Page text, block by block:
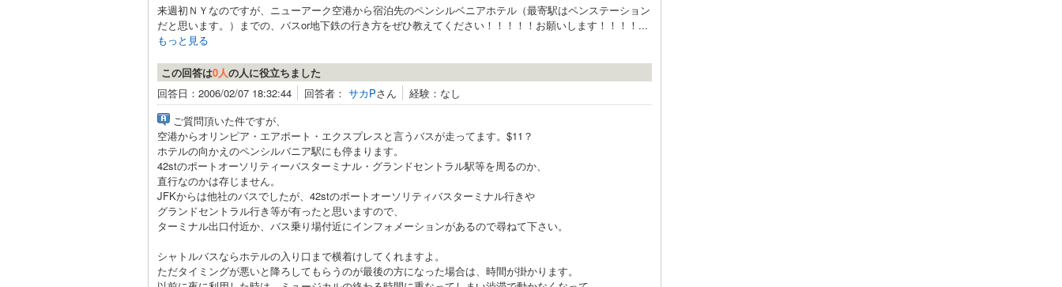
来週初ＮＹなのですが、ニューアーク空港から宿泊先のペンシルベニアホテル（最寄駅はペンステーション
だと思います。）までの、バスor地下鉄の行き方をぜひ教えてください！！！！！お願いします！！！！...
もっと見る
この回答は0人の人に役立ちました
回答日：2006/02/07 18:32:44
回答者： サカPさん
経験：なし
ご質問頂いた件ですが、
空港からオリンピア・エアポート・エクスプレスと言うバスが走ってます。$11？
ホテルの向かえのペンシルバニア駅にも停まります。
42stのポートオーソリティーバスターミナル・グランドセントラル駅等を周るのか、
直行なのかは存じません。
JFKからは他社のバスでしたが、42stのポートオーソリティバスターミナル行きや
グランドセントラル行き等が有ったと思いますので、
ターミナル出口付近か、バス乗り場付近にインフォメーションがあるので尋ねて下さい。
シャトルバスならホテルの入り口まで横着けしてくれますよ。
ただタイミングが悪いと降ろしてもらうのが最後の方になった場合は、時間が掛かります。